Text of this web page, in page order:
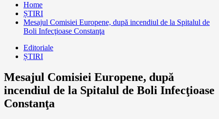
Home
ȘTIRI
Mesajul Comisiei Europene, după incendiul de la Spitalul de
Boli Infecţioase Constanţa
Editoriale
ȘTIRI
Mesajul Comisiei Europene, după
incendiul de la Spitalul de Boli Infecţioase
Constanţa